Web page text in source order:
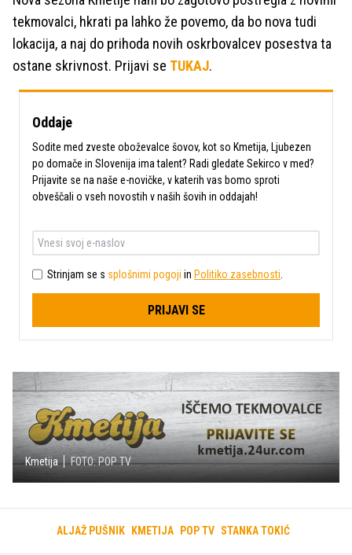
tekmovalci, hkrati pa lahko že povemo, da bo nova tudi
lokacija, a naj do prihoda novih oskrbovalcev posestva ta
ostane skrivnost. Prijavi se TUKAJ.
Oddaje
Sodite med zveste oboževalce šovov, kot so Kmetija, Ljubezen
po domače in Slovenija ima talent? Radi gledate Sekirco v med?
Prijavite se na naše e-novičke, v katerih vas bomo sproti
obveščali o vseh novostih v naših šovih in oddajah!
Strinjam se s splošnimi pogoji in Politiko zasebnosti
PRIJAVI SE
Kmetija FOTO: POP TV
ALJAŽ PUŠNIK KMETIJA POP TV STANKA TOKIĆ